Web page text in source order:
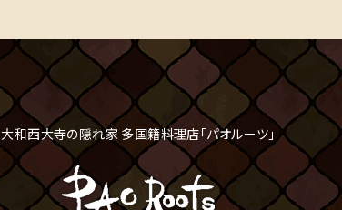
大和西大寺の隠れ家 多国籍料理店「パオルーツ」